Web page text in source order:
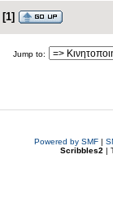
[1]
Jump to:
Powered by SMF|
Scribbles2 |